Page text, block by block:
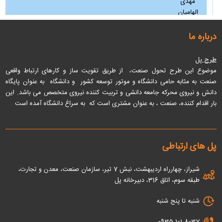
الهامیان
آقای دکتر
آقاي دكتر
رضا
جاهدي
كميته
تخصصي
poldabirkhane@gmail.com
امیر
عبدالملکی
poldabirkhane@gmail.com
سيد سعید
دهقان
كميته
تخصصي
poldabirkhane@gmail.com
درباره ما
طرح پل
موضوع این طرح تحول صنعت، از طریق تقویت ساز و کارهای ارتباط واقعی
صنعت به مثابه حامی دانشگاه و موتور توسعه کشور و دانشگاه به عنوان پایگاه
دانش و نیروی محرکه جامعه دانشی و تربیت کننده نیروی متخصص می باشد. این
بار اقدام کننده، صنعت ، به عنوان مشتری است که به سراغ دانشگاه آمده است
پل های ارتباطی
شیراز، چهارراه اردیبهشت، نبش 7 تیر، سازمان صنعت، معدن و تجارت،
طبقه سوم، اتاق 316، دبیرخانه پل
شنبه تا پنج شنبه